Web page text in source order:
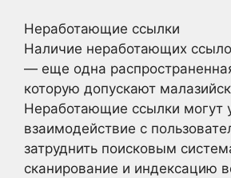
Неработающие ссылки
Наличие неработающих
— еще одна
которую допускают
Неработающие ссылки могут
взаимодействие с
затруднить поисковым
сканирование и индексацию